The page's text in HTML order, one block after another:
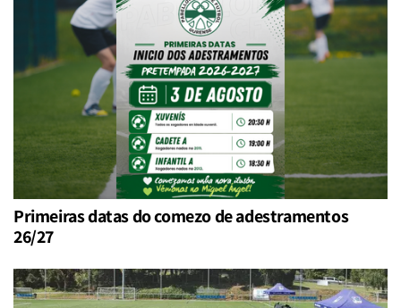
Primeiras datas do comezo de adestramentos
26/27